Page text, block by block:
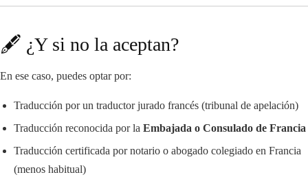
🖋️ ¿Y si no la aceptan?
En ese caso, puedes optar por:
Traducción por un traductor jurado francés (tribunal de apelación)
Traducción reconocida por la Embajada o Consulado de Francia
Traducción certificada por notario o abogado colegiado en Francia
(menos habitual)